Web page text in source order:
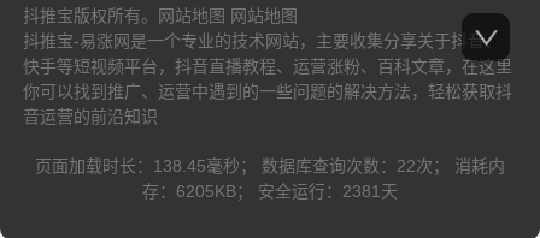
抖推宝版权所有。 网站地图 网站地图
抖推宝-易涨网是一个专业的技术网站，主要收集分享关于抖音、
快手等短视频平台，抖音直播教程、运营涨粉、百科文章，在这里
你可以找到推广、运营中遇到的一些问题的解决方法，轻松获取抖
音运营的前沿知识
页面加载时长： 138.45毫秒； 数据库查询次数： 22次；
消耗内
存： 6205KB； 安全运行： 2381 天